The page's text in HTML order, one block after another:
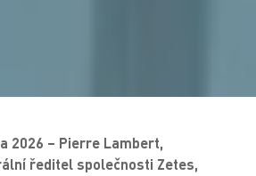
2026 – Pierre Lambert,
ředitel společnosti Zetes,